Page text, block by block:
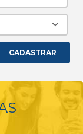
CADASTRAR